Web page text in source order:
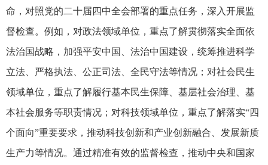
命，对照党的二十届四中全会部署的重点任务，深入开展监
督检查。例如，对政法领域单位，重点了解贯彻落实全面依
法治国战略，加强平安中国、法治中国建设，统筹推进科学
立法、严格执法、公正司法、全民守法等情况；对社会民生
领域单位，重点了解履行基本民生保障、基层社会治理、基
本社会服务等职责情况；对科技领域单位，重点了解落实“四
个面向”重要要求，推动科技创新和产业创新融合、发展新质
生产力等情况。通过精准有效的监督检查，推动中央和国家